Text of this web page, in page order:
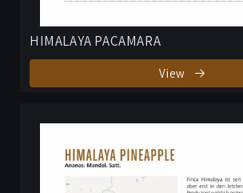
HIMALAYA PACAMARA
View